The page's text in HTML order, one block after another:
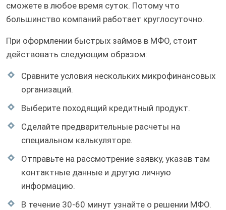
сможете в любое время суток. Потому что
большинство компаний работает круглосуточно.
При оформлении быстрых займов в МФО, стоит
действовать следующим образом:
Сравните условия нескольких микрофинансовых
организаций.
Выберите походящий кредитный продукт.
Сделайте предварительные расчеты на
специальном калькуляторе.
Отправьте на рассмотрение заявку, указав там
контактные данные и другую личную
информацию.
В течение 30-60 минут узнайте о решении МФО.